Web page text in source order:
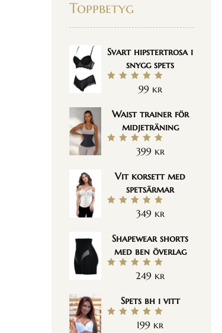
Toppbetyg
Svart hipstertrosa i
snygg spets
Betygsatt
99 kr
Waist trainer för
midjeträning
Betygsatt
399 kr
Vit korsett med
spetsärmar
Betygsatt
349 kr
Shapewear shorts
med ben överlag
Betygsatt
249 kr
Spets bh i vitt
Betygsatt
199 kr